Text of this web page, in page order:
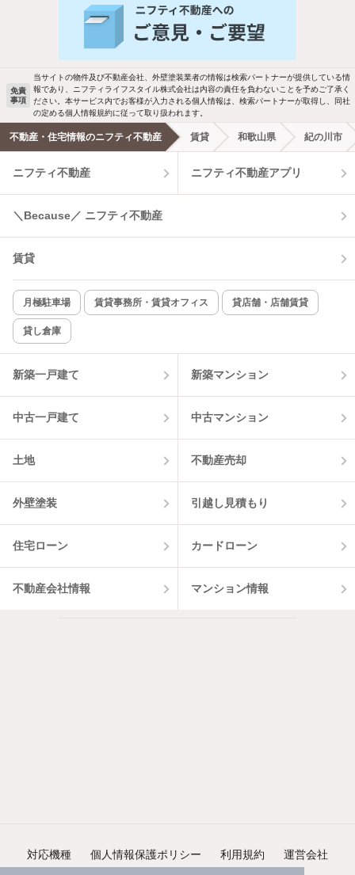
バス・トイレ別 2階以上
洗濯機置場あり 独立洗面台
エアコンあり 都市ガス
温水洗浄便座 オートロック
コンロ2口以上
新着のみ インターネット無料
該当件数:
物件一覧に反映
新着物件メール通知
検索中の条件の新着物件情報をいち早く
新着メール通知を受け取る
免責
事項
当サイトの物件及び不動産会社、外壁塗装業者の情報は検索パートナーが提供している情
報であり、ニフティライフスタイル株式会社は内容の責任を負わないことを予めご了承く
ださい。本サービス内でお客様が入力される個人情報は、検索パートナーが取得し、同社
の定める個人情報規約に従って取り扱われます。
不動産・住宅情報のニフティ不動産 賃貸 和歌山県 紀の川市
ニフティ不動産 ニフティ不動産アプリ
＼Because／ ニフティ不動産
賃貸
月極駐車場 賃貸事務所・賃貸オフィス 貸店舗・店舗賃貸
貸し倉庫
新築一戸建て 新築マンション
中古一戸建て 中古マンション
土地 不動産売却
外壁塗装 引越し見積もり
住宅ローン カードローン
不動産会社情報 マンション情報
対応機種 個人情報保護ポリシー 利用規約 運営会社